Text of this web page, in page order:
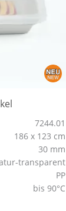
7244.01
186 x 123 cm
30 mm
transparent
PP
bis 90°C